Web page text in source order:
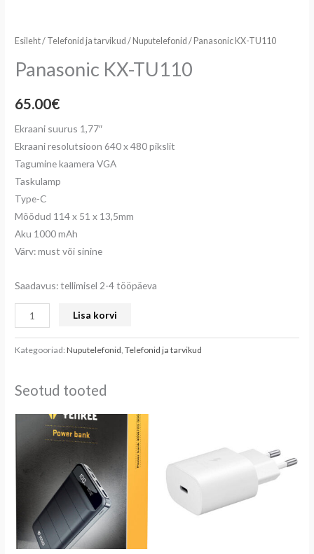
Esileht/ Telefonid ja tarvikud / Nuputelefonid / Panasonic KX-TU110
Panasonic KX-TU110
65.00€
Ekraani suurus 1,77″
Ekraani resolutsioon 640 x 480 pikslit
Tagumine kaamera VGA
Taskulamp
Type-C
Mõõdud 114 x 51 x 13,5mm
Aku 1000 mAh
Värv: must või sinine
Saadavus: tellimisel 2-4 tööpäeva
Lisa korvi
Kategooriad:Nuputelefonid,Telefonid ja tarvikud
Seotud tooted